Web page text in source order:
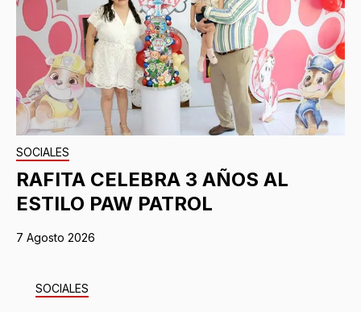
SOCIALES
RAFITA CELEBRA 3 AÑOS AL
ESTILO PAW PATROL
7 Agosto 2026
SOCIALES